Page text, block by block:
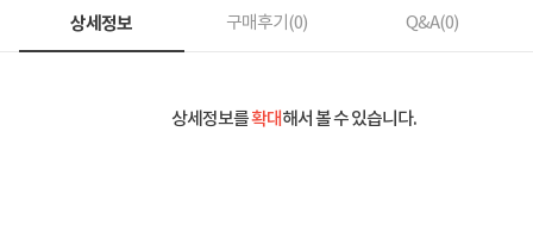
상세정보 구매후기(0) Q&A(0)
상세정보를확대해서 볼 수 있습니다.